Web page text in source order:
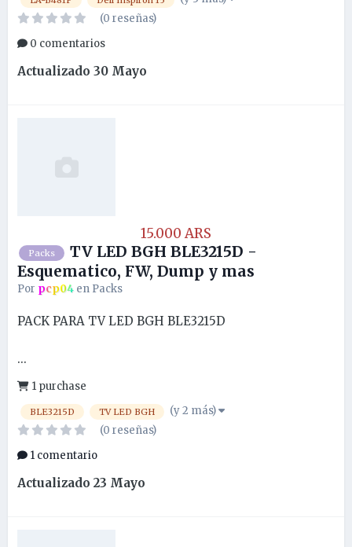
(0 reseñas)
0 comentarios
Actualizado 30 Mayo
15.000 ARS
Packs
TV LED BGH BLE3215D -
Esquematico, FW, Dump y mas
Por pcp04 en Packs
PACK PARA TV LED BGH BLE3215D
...
1 purchase
BLE3215D TV LED BGH
(y 2 más)
(0 reseñas)
1 comentario
Actualizado 23 Mayo